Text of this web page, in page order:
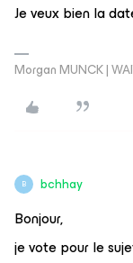
Je veux bien la
Morgan MUNCK |
B bchhay
Bonjour,
je vote pour le